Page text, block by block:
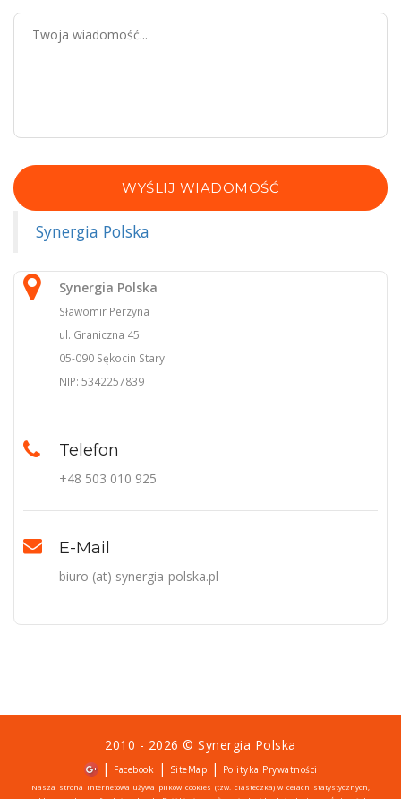
WYŚLIJ WIADOMOŚĆ
Synergia Polska
Synergia Polska
Sławomir Perzyna
ul. Graniczna 45
05-090 Sękocin Stary
NIP: 5342257839
Telefon
+48 503 010 925
E-Mail
biuro (at) synergia-polska.pl
2010 - 2026 ©Synergia Polska
|
Facebook | SiteMap | Polityka Prywatności
Nasza strona internetowa używa plików cookies (tzw. ciasteczka) w celach statystycznych,